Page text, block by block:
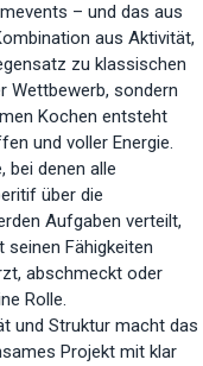
– und das aus
aus Aktivität,
zu klassischen
Wettbewerb, sondern
Kochen entsteht
und voller Energie.
bei denen alle
über die
Aufgaben verteilt,
seinen Fähigkeiten
abschmeckt oder
Rolle.
und Struktur macht das
Projekt mit klar